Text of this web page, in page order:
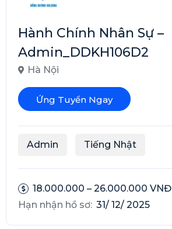
Hành Chính Nhân Sự –
Admin_DDKH106D2
Hà Nội
Ứng Tuyển Ngay
Admin Tiếng Nhật
18.000.000 – 26.000.000 VNĐ
Hạn nhận hồ sơ: 31/ 12/ 2025